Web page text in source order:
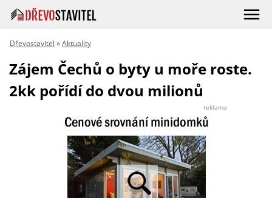
Dřevostavitel »Aktuality
Zájem Čechů o byty u moře roste.
2kk pořídí do dvou milionů
reklama